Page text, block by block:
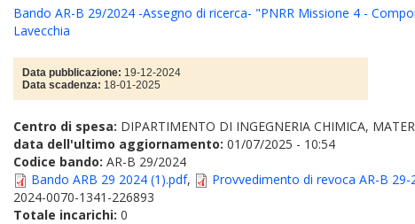
Bando AR-B 29/2024 -Assegno di ricerca- "PNRR Missione 4 -
Lavecchia
Data pubblicazione: 19-12-2024
Data scadenza: 18-01-2025
Centro di spesa: DIPARTIMENTO DI INGEGNERIA CHIMICA,
data dell'ultimo aggiornamento: 01/07/2025 - 10:54
Codice bando: AR-B 29/2024
Bando ARB 29 2024 (1).pdf,
Provvedimento di revoca AR-B
2024-0070-1341-226893
Totale incarichi: 0